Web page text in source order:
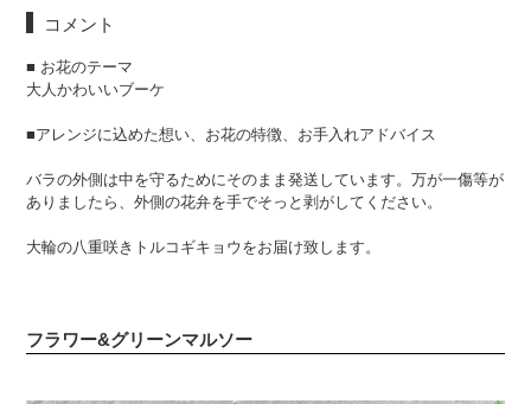
コメント
■ お花のテーマ
大人かわいいブーケ
■アレンジに込めた想い、お花の特徴、お手入れアドバイス
バラの外側は中を守るためにそのまま発送しています。万が一傷等が
ありましたら、外側の花弁を手でそっと剥がしてください。
大輪の八重咲きトルコギキョウをお届け致します。
フラワー&グリーンマルソー